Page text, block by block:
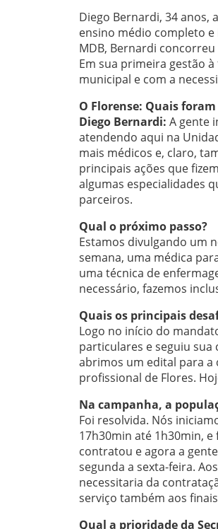
Diego Bernardi, 34 anos,
ensino médio completo
MDB, Bernardi
Em sua primeira gestão
municipal e com a
O Florense: Quais
Diego Bernardi: A gente
atendendo aqui na
mais médicos e, claro,
principais ações que
algumas especialidades
parceiros.
Qual o próximo passo?
Estamos divulgando um
semana, uma médica
uma técnica de
necessário, fazemos
Quais os principais
Logo no início do
particulares e seguiu
abrimos um edital para a
profissional de Flores.
Na campanha, a
Foi resolvida. Nós
17h30min até 1h30min,
contratou e agora a
segunda a sexta-feira.
necessitaria da
serviço também aos
Qual a prioridade da